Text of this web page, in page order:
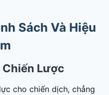
Sách Và Hiệu
Chiến Lược
cho chiến dịch, chẳng